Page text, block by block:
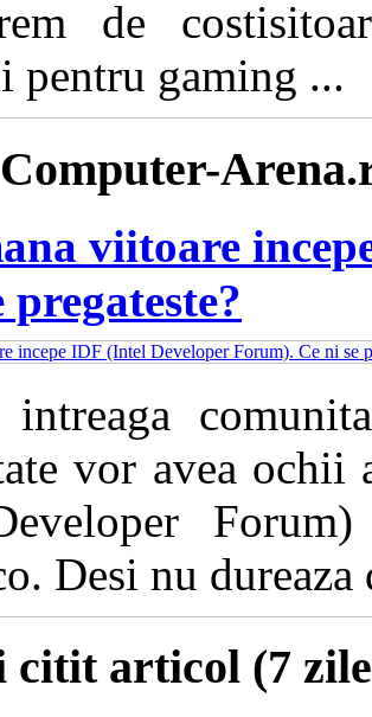
de
pentru gaming ...
viitoare
pregateste?
intreaga
vor avea
Desi nu
citit articol (7